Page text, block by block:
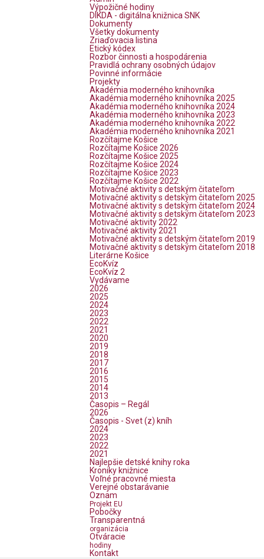
Výpožičné hodiny
DIKDA - digitálna knižnica SNK
Dokumenty
Všetky dokumenty
Zriaďovacia listina
Etický kódex
Rozbor činnosti a hospodárenia
Pravidlá ochrany osobných údajov
Povinné informácie
Projekty
Akadémia moderného knihovníka
Akadémia moderného knihovníka 2025
Akadémia moderného knihovníka 2024
Akadémia moderného knihovníka 2023
Akadémia moderného knihovníka 2022
Akadémia moderného knihovníka 2021
Rozčítajme Košice
Rozčítajme Košice 2026
Rozčítajme Košice 2025
Rozčítajme Košice 2024
Rozčítajme Košice 2023
Rozčítajme Košice 2022
Motivačné aktivity s detským čitateľom
Motivačné aktivity s detským čitateľom 2025
Motivačné aktivity s detským čitateľom 2024
Motivačné aktivity s detským čitateľom 2023
Motivačné aktivity 2022
Motivačné aktivity 2021
Motivačné aktivity s detským čitateľom 2019
Motivačné aktivity s detským čitateľom 2018
Literárne Košice
EcoKvíz
EcoKvíz 2
Vydávame
2026
2025
2024
2023
2022
2021
2020
2019
2018
2017
2016
2015
2014
2013
Časopis – Regál
2026
Časopis - Svet (z) kníh
2024
2023
2022
2021
Najlepšie detské knihy roka
Kroniky knižnice
Voľné pracovné miesta
Verejné obstarávanie
Oznam
Projekt EU
Pobočky
Transparentná
organizácia
Otváracie
hodiny
Kontakt